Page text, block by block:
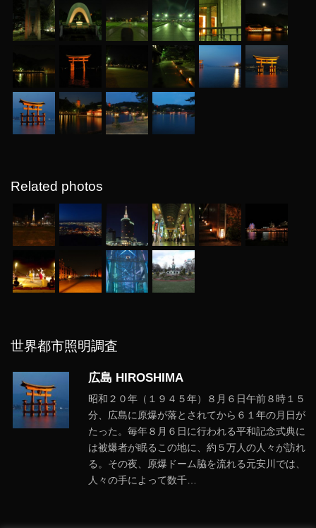
Related photos
世界都市照明調査
広島 HIROSHIMA
昭和２０年（１９４５年）８月６日午前８時１５
分、広島に原爆が落とされてから６１年の月日が
たった。毎年８月６日に行われる平和記念式典に
は被爆者が眠るこの地に、約５万人の人々が訪れ
る。その夜、原爆ドーム脇を流れる元安川では、
人々の手によって数千…